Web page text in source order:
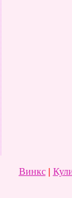
Винкс|